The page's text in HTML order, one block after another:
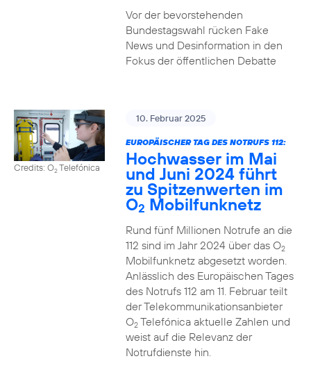
Vor der bevorstehenden
Bundestagswahl rücken Fake
News und Desinformation in den
Fokus der öffentlichen Debatte
Credits: O2Telefónica
10. Februar 2025
EUROPÄISCHER TAG DES NOTRUFS 112:
Hochwasser im Mai
und Juni 2024 führt
zu Spitzenwerten im
O2 Mobilfunknetz
Rund fünf Millionen Notrufe an die
112 sind im Jahr 2024 über das O2
Mobilfunknetz abgesetzt worden.
Anlässlich des Europäischen Tages
des Notrufs 112 am 11. Februar teilt
der Telekommunikationsanbieter
O2Telefónica aktuelle Zahlen und
weist auf die Relevanz der
Notrufdienste hin.